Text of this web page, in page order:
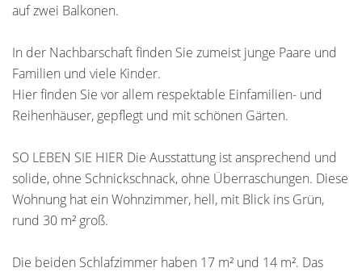
auf zwei Balkonen.
In der Nachbarschaft finden Sie zumeist junge Paare und
Familien und viele Kinder.
Hier finden Sie vor allem respektable Einfamilien- und
Reihenhäuser, gepflegt und mit schönen Gärten.
SO LEBEN SIE HIER Die Ausstattung ist ansprechend und
solide, ohne Schnickschnack, ohne Überraschungen. Diese
Wohnung hat ein Wohnzimmer, hell, mit Blick ins Grün,
rund 30 m² groß.
Die beiden Schlafzimmer haben 17 m² und 14 m². Das